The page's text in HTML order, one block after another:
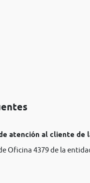
atención al cliente de
Oficina 4379 de la